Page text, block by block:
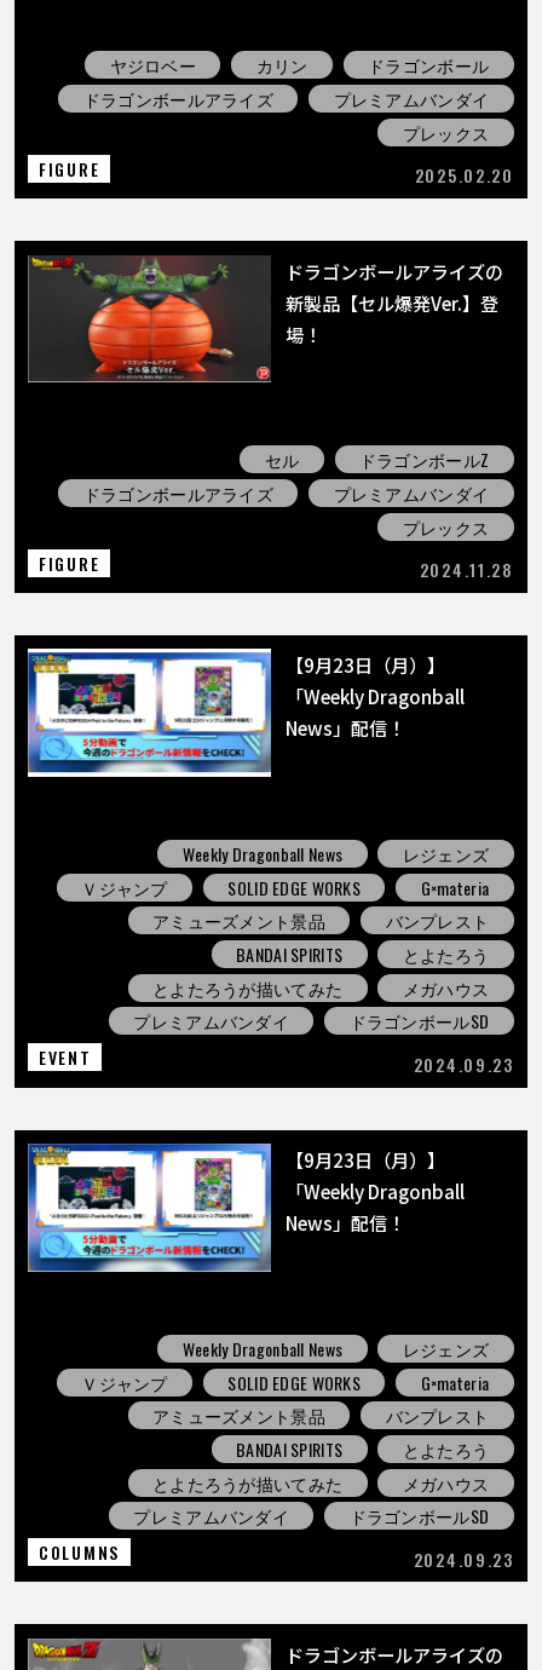
ヤジロベー カリン
ドラゴンボール
ドラゴンボールアライズ
プレミアムバンダイ
プレックス
FIGURE
2025.02.20
ドラゴンボールアライズの
新製品【セル爆発Ver.】登
場！
セル
ドラゴンボールZ
ドラゴンボールアライズ
プレミアムバンダイ
プレックス
FIGURE
2024.11.28
【9月23日（月）】
「Weekly Dragonball
News」配信！
Weekly Dragonball News
レジェンズ
Ｖジャンプ
SOLID EDGE WORKS
G×materia
アミューズメント景品
バンプレスト
BANDAI SPIRITS
とよたろう
とよたろうが描いてみた
メガハウス
プレミアムバンダイ
ドラゴンボールSD
EVENT
2024.09.23
【9月23日（月）】
「Weekly Dragonball
News」配信！
Weekly Dragonball News
レジェンズ
Ｖジャンプ
SOLID EDGE WORKS
G×materia
アミューズメント景品
バンプレスト
BANDAI SPIRITS
とよたろう
とよたろうが描いてみた
メガハウス
プレミアムバンダイ
ドラゴンボールSD
COLUMNS
2024.09.23
ドラゴンボールアライズの